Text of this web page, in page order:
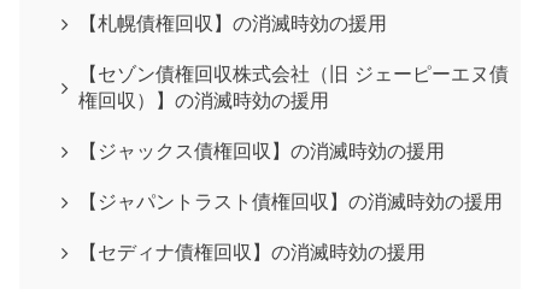
【札幌債権回収】の消滅時効の援用
【セゾン債権回収株式会社（旧 ジェーピーエヌ債
権回収）】の消滅時効の援用
【ジャックス債権回収】の消滅時効の援用
【ジャパントラスト債権回収】の消滅時効の援用
【セディナ債権回収】の消滅時効の援用